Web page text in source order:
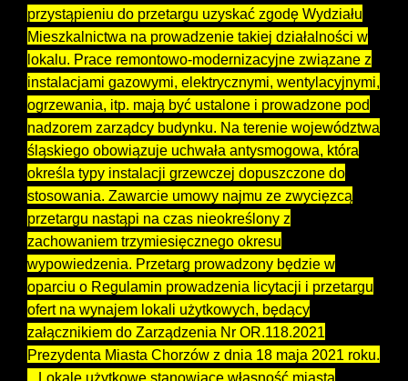
przystąpieniu do przetargu uzyskać zgodę Wydziału
Mieszkalnictwa na prowadzenie takiej działalności w
lokalu. Prace remontowo-modernizacyjne związane z
instalacjami gazowymi, elektrycznymi, wentylacyjnymi,
ogrzewania, itp. mają być ustalone i prowadzone pod
nadzorem zarządcy budynku. Na terenie województwa
śląskiego obowiązuje uchwała antysmogowa, która
określa typy instalacji grzewczej dopuszczone do
stosowania. Zawarcie umowy najmu ze zwycięzcą
przetargu nastąpi na czas nieokreślony z
zachowaniem trzymiesięcznego okresu
wypowiedzenia. Przetarg prowadzony będzie w
oparciu o Regulamin prowadzenia licytacji i przetargu
ofert na wynajem lokali użytkowych, będący
załącznikiem do Zarządzenia Nr OR.118.2021
Prezydenta Miasta Chorzów z dnia 18 maja 2021 roku.
Lokale użytkowe stanowiące własność miasta